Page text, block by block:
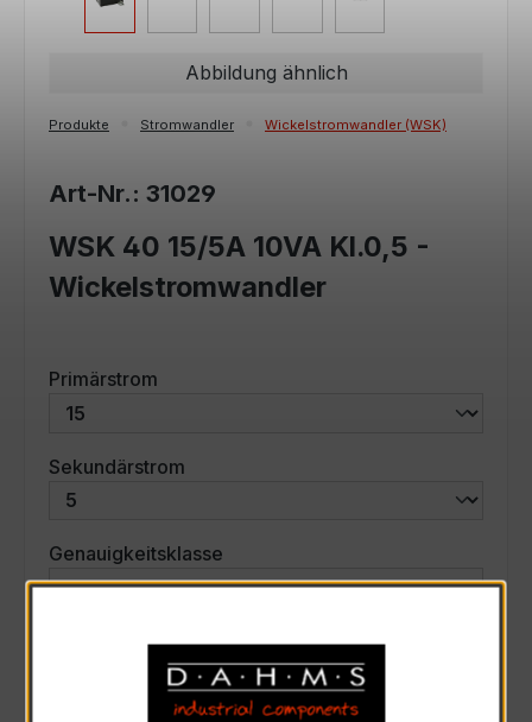
Abbildung ähnlich
Produkte Stromwandler Wickelstromwandler (WSK)
Art-Nr.: 31029
WSK 40 15/5A 10VA Kl.0,5 -
Wickelstromwandler
Primärstrom
Sekundärstrom
Genauigkeitsklasse
Scheinleistung (VA)auswählen